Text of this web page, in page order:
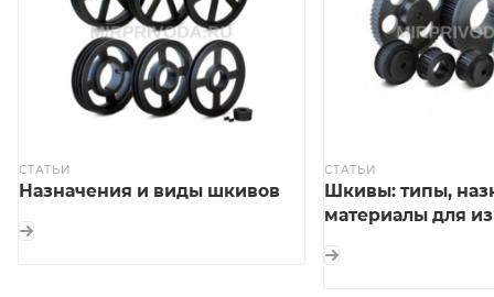
СТАТЬИ
Назначения и виды шкивов
СТАТЬИ
Шкивы: типы,
материалы для